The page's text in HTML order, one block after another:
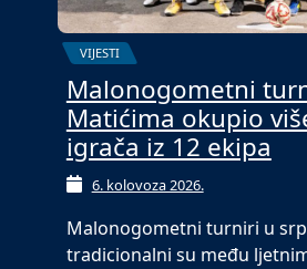
VIJESTI
Malonogometni
Matićima okupio
igrača iz 12 ekipa
6. kolovoza 2026.
Malonogometni turniri u
tradicionalni su među